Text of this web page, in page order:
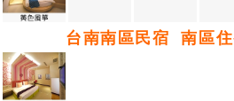
台南南區民宿 南區